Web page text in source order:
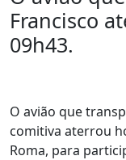
Francisco
09h43.
O avião que
comitiva aterrou
Roma, para